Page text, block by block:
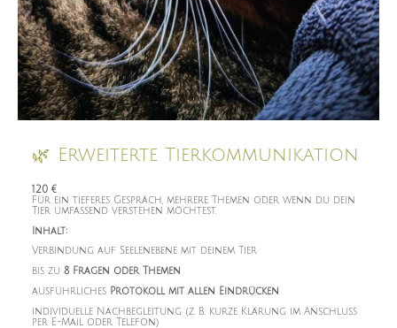
🌿 Erweiterte Tierkommunikation
120 €
Für ein tieferes Gespräch, mehrere Themen oder wenn du dein
Tier umfassend verstehen möchtest.
Inhalt:
Verbindung auf Seelenebene mit deinem Tier
bis zu 8 Fragen oder Themen
ausführliches Protokoll mit allen Eindrücken
individuelle Nachbegleitung (z. B. kurze Klärung im Anschluss
per E-Mail oder Telefon)